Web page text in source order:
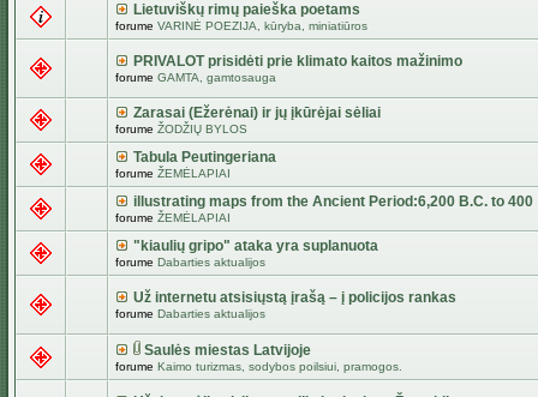
Lietuviškų rimų paieška poetams
forume VARINĖ POEZIJA, kūryba, miniatiūros
PRIVALOT prisidėti prie klimato kaitos mažinimo
forume GAMTA, gamtosauga
Zarasai (Ežerėnai) ir jų įkūrėjai sėliai
forume ŽODŽIŲ BYLOS
Tabula Peutingeriana
forume ŽEMĖLAPIAI
illustrating maps from the Ancient Period:6,200 B.C. to 400
forume ŽEMĖLAPIAI
"kiaulių gripo" ataka yra suplanuota
forume Dabarties aktualijos
Už internetu atsisiųstą įrašą – į policijos rankas
forume Dabarties aktualijos
Saulės miestas Latvijoje
forume Kaimo turizmas, sodybos poilsiui, pramogos.